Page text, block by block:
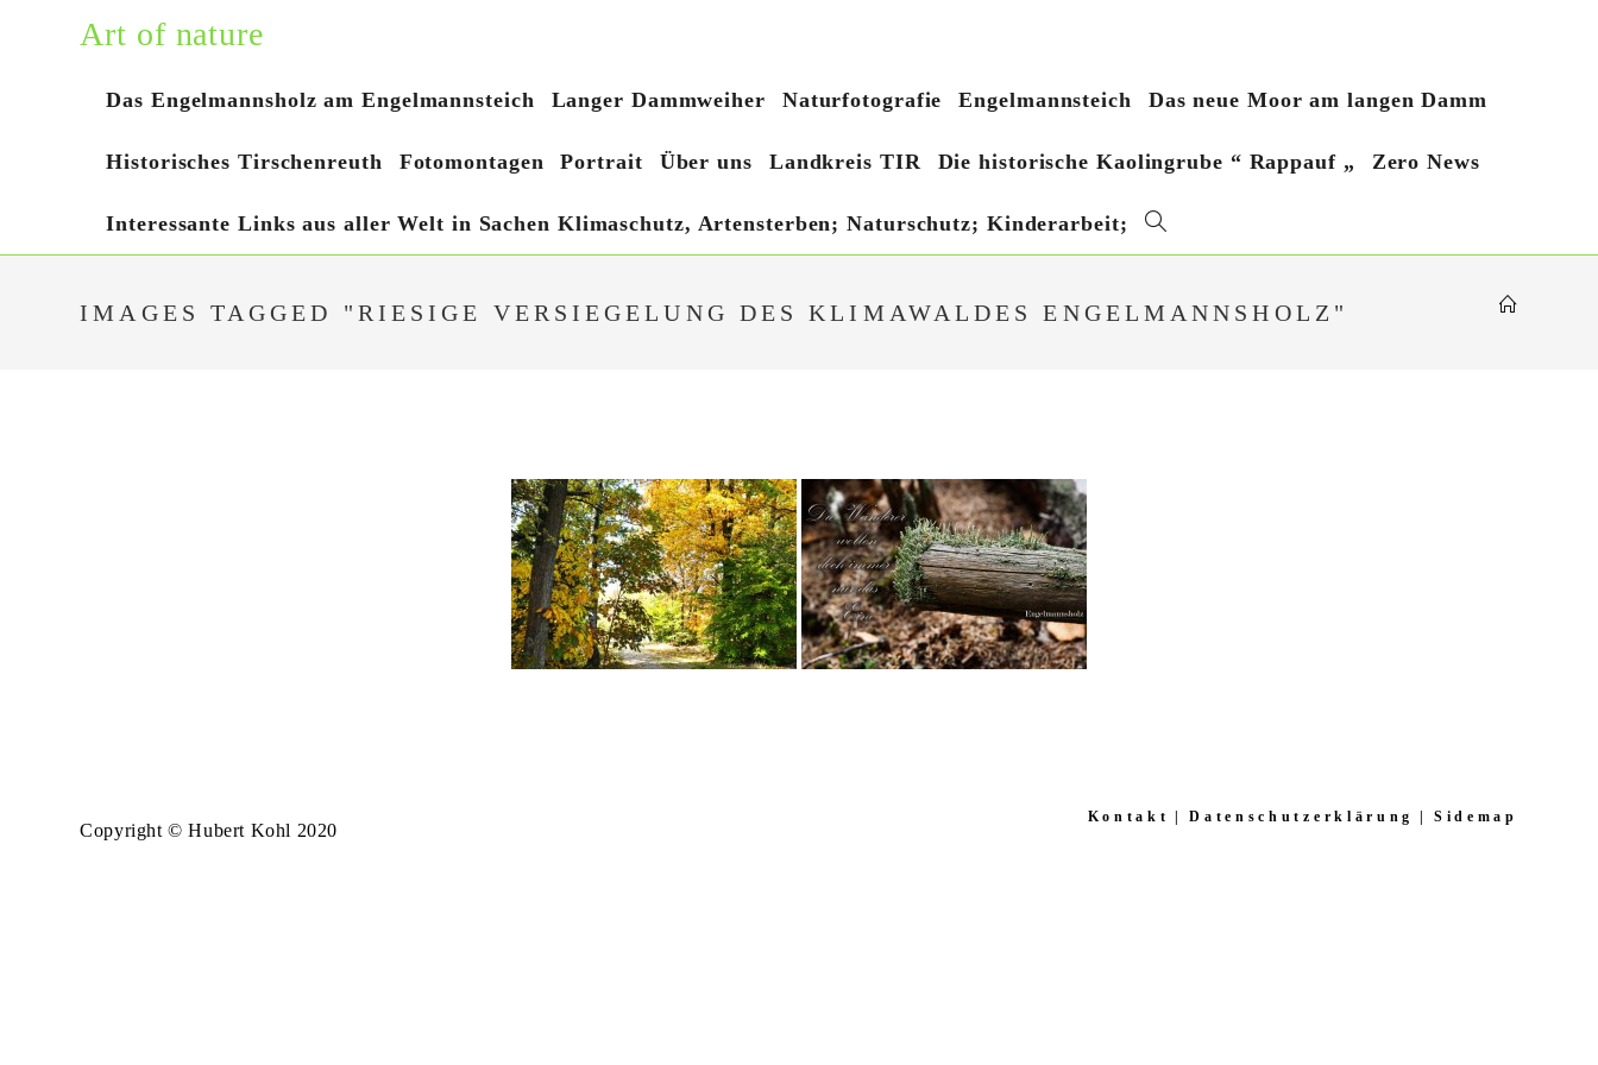
Art of nature
Das Engelmannsholz am Engelmannsteich Langer Dammweiher Naturfotografie Engelmannsteich Das neue Moor am langen Damm
Historisches Tirschenreuth Fotomontagen Portrait Über uns Landkreis TIR Die historische Kaolingrube “ Rappauf „ Zero News
Interessante Links aus aller Welt in Sachen Klimaschutz, Artensterben; Naturschutz; Kinderarbeit; Website-
IMAGES TAGGED "RIESIGE VERSIEGELUNG DES KLIMAWALDES ENGELMANNSHOLZ"
Kontakt Datenschutzerklärung Sidemap
Copyright © Hubert Kohl 2020